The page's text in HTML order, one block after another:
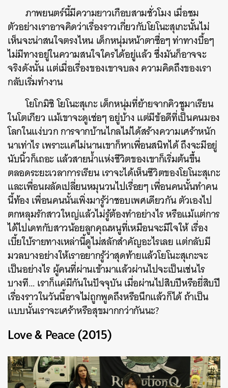
ภาพยนตร์นี้มีความยาวเกือบสามชั่วโมง เมื่อชม
ตัวอย่างเราอาจคิดว่าเรื่องราวเกี่ยวกับโยโนะสุเกะนั้นไม่
เห็นจะน่าสนใจตรงไหน เด็กหนุ่มหน้าตาซื่อๆ ท่าทางบื้อๆ
ไม่มีทางอยู่ในความสนใจใครได้อยู่แล้ว ซึ่งมันก็อาจจะ
จริงดังนั้น แต่เมื่อเรื่องของเขาจบลง ความคิดถึงของเรา
กลับเริ่มทำงาน
โยโกมิชิ โยโนะสุเกะ เด็กหนุ่มที่ย้ายจากคิวชูมาเรียน
ในโตเกียว แม้เขาจะดูเซ่อๆ อยู่บ้าง แต่มีข้อดีที่เป็นคนมอง
โลกในแง่บวก การจากบ้านไกลไม่ได้สร้างความเศร้าหนัก
นาเท่าไร เพราะแค่ไม่นานเขาก็หาเพื่อนสนิทได้ ถึงจะมีอยู่
นับนิ้วก็เถอะ แล้วสายน้ำแห่งชีวิตของเขาก็เริ่มต้นขึ้น
ตลอดระยะเวลาการเรียน เราจะได้เห็นชีวิตของโยโนะสุเกะ
และเพื่อนผลัดเปลี่ยนหมุนวนไปเรื่อยๆ เพื่อนคนนั้นทำคน
นี้ท้อง เพื่อนคนนั้นเพิ่งมารู้ว่าชอบเพศเดียวกัน ตัวเองไป
ตกหลุมรักสาวใหญ่แล้วไม่รู้ต้องทำอย่างไร หรือแม้แต่การ
ได้ไปเดทกับสาวน้อยลูกคุณหนูที่เหมือนจะมีใจให้ เรื่อง
เบี้ยใบ้รายทางเหล่านี้ดูไม่สลักสำคัญอะไรเลย แต่กลับมี
มวลบางอย่างให้เราอยากรู้ว่าสุดท้ายแล้วโยโนะสุเกะจะ
เป็นอย่างไร ผู้คนที่ผ่านเข้ามาแล้วผ่านไปจะเป็นเช่นไร
บางที… เราก็แค่มีกันในปัจจุบัน เมื่อผ่านไปสิบปีหรือยี่สิบปี
เรื่องราวในวันนี้อาจไม่ถูกพูดถึงหรือนึกแล้วก็ได้ ถ้าเป็น
แบบนั้นเราจะเศร้าหรือสุขมากกว่ากันนะ?
Love & Peace (2015)
SHARE TWEET LINE EMAIL